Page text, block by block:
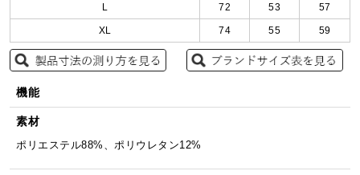
L 72 53 57
XL 74 55 59
機能
素材
ポリエステル88%、ポリウレタン12%